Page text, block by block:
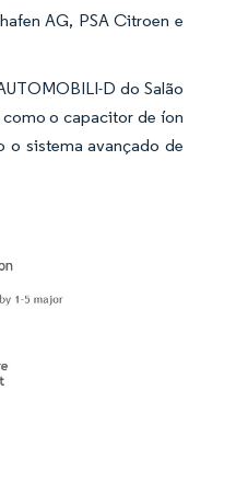
AG, PSA Citroen e
D do Salão
o capacitor de íon
o sistema avançado de